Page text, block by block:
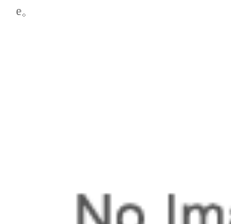
e。